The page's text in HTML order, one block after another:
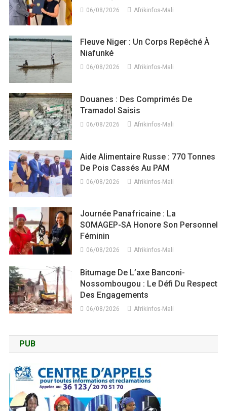
06/08/2026 Afrikinfos-Mali
Fleuve Niger : Un Corps Repêché À
Niafunké
06/08/2026 Afrikinfos-Mali
Douanes : Des Comprimés De
Tramadol Saisis
06/08/2026 Afrikinfos-Mali
Aide Alimentaire Russe : 770 Tonnes
De Pois Cassés Au PAM
06/08/2026 Afrikinfos-Mali
Journée Panafricaine : La
SOMAGEP-SA Honore Son Personnel
Féminin
06/08/2026 Afrikinfos-Mali
Bitumage De L’axe Banconi-
Nossombougou : Le Défi Du Respect
Des Engagements
06/08/2026 Afrikinfos-Mali
PUB